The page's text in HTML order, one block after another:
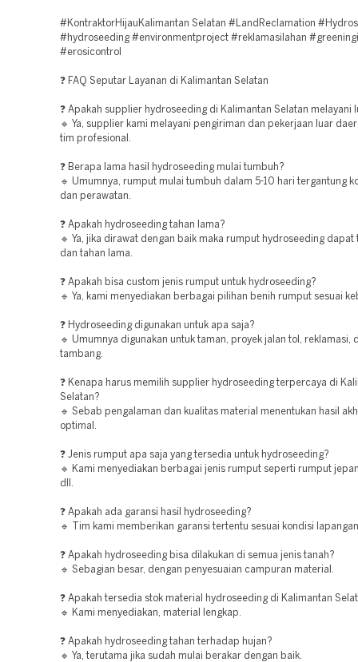
#KontraktorHijauKalimantan Selatan #LandReclamation
#hydroseeding #environmentproject #reklamasilahan
#erosicontrol
❓ FAQ Seputar Layanan di Kalimantan Selatan
❓ Apakah supplier hydroseeding di Kalimantan Selatan melayani
🔹 Ya, supplier kami melayani pengiriman dan pekerjaan luar
tim profesional.
❓ Berapa lama hasil hydroseeding mulai tumbuh?
🔹 Umumnya, rumput mulai tumbuh dalam 5-10 hari tergantung
dan perawatan.
❓ Apakah hydroseeding tahan lama?
🔹 Ya, jika dirawat dengan baik maka rumput hydroseeding dapat
dan tahan lama.
❓ Apakah bisa custom jenis rumput untuk hydroseeding?
🔹 Ya, kami menyediakan berbagai pilihan benih rumput sesuai
❓ Hydroseeding digunakan untuk apa saja?
🔹 Umumnya digunakan untuk taman, proyek jalan tol, reklamasi,
tambang.
❓ Kenapa harus memilih supplier hydroseeding terpercaya di
Selatan?
🔹 Sebab pengalaman dan kualitas material menentukan hasil
optimal.
❓ Jenis rumput apa saja yang tersedia untuk hydroseeding?
🔹 Kami menyediakan berbagai jenis rumput seperti rumput
dll.
❓ Apakah ada garansi hasil hydroseeding?
🔹 Tim kami memberikan garansi tertentu sesuai kondisi
❓ Apakah hydroseeding bisa dilakukan di semua jenis tanah?
🔹 Sebagian besar, dengan penyesuaian campuran material.
❓ Apakah tersedia stok material hydroseeding di Kalimantan
🔹 Kami menyediakan, material lengkap.
❓ Apakah hydroseeding tahan terhadap hujan?
🔹 Ya, terutama jika sudah mulai berakar dengan baik.